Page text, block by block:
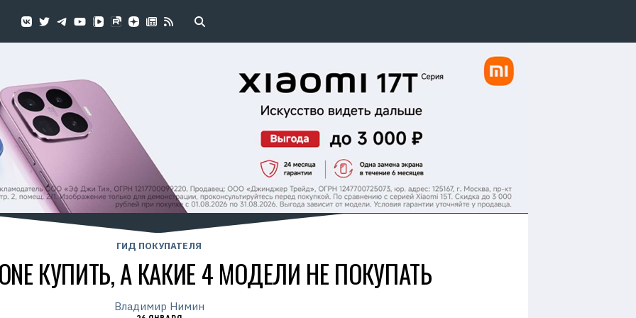
ГИД ПОКУПАТЕЛЯ
КУПИТЬ, А КАКИЕ 4 МОДЕЛИ НЕ ПОКУПАТЬ
Владимир Нимин